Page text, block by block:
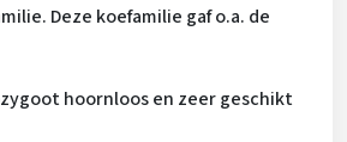
Deze koefamilie gaf o.a. de
hoornloos en zeer geschikt